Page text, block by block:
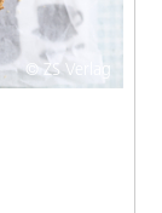
© ZS Verlag